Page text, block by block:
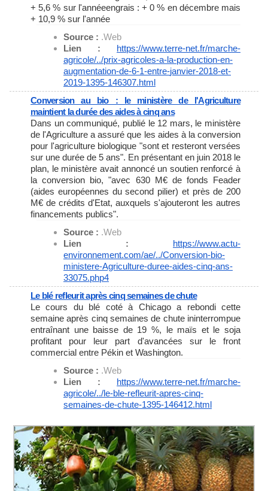
+ 5,6 % sur l'annéeengrais : + 0 % en décembre mais
+ 10,9 % sur l'année
Source : .Web
Lien : https://www.terre-net.fr/marche-
agricole/../prix-agricoles-a-la-production-en-
augmentation-de-6-1-entre-janvier-2018-et-
2019-1395-146307.html
Conversion au bio : le ministère de l'Agriculture
maintient la durée des aides à cinq ans
Dans un communiqué, publié le 12 mars, le ministère
de l'Agriculture a assuré que les aides à la conversion
pour l'agriculture biologique "sont et resteront versées
sur une durée de 5 ans". En présentant en juin 2018 le
plan, le ministère avait annoncé un soutien renforcé à
la conversion bio, "avec 630 M€ de fonds Feader
(aides européennes du second pilier) et près de 200
M€ de crédits d'Etat, auxquels s'ajouteront les autres
financements publics".
Source : .Web
Lien : https://www.actu-
environnement.com/ae/../Conversion-bio-
ministere-Agriculture-duree-aides-cinq-ans-
33075.php4
Le blé refleurit après cinq semaines de chute
Le cours du blé coté à Chicago a rebondi cette
semaine après cinq semaines de chute ininterrompue
entraînant une baisse de 19 %, le maïs et le soja
profitant pour leur part d'avancées sur le front
commercial entre Pékin et Washington.
Source : .Web
Lien : https://www.terre-net.fr/marche-
agricole/../le-ble-refleurit-apres-cinq-
semaines-de-chute-1395-146412.html